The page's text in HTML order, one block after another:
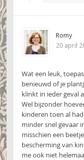
Romy
20 april
Wat een leuk,
benieuwd of je
klinkt in ieder geval
Wel bijzonder
kinderen toen al
minder snel gevaar
misschien een
bescherming van
me ook niet